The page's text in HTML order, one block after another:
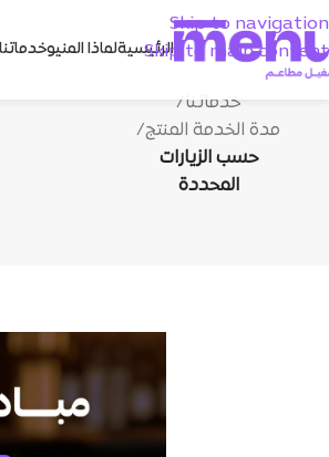
Skip to navigation
Skip to main contentالرئيسيةلماذا المنيوخدماتنا
خدماتنا/
مدة الخدمة المنتج/
حسب الزيارات
المحددة